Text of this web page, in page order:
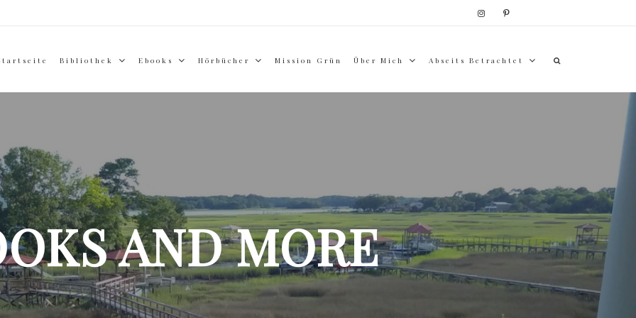
Bibliothek Ebooks Hörbücher Mission Grün Über Mich Abseits Betrachtet
AND MORE